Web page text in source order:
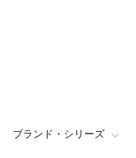
ブランド・シリーズ